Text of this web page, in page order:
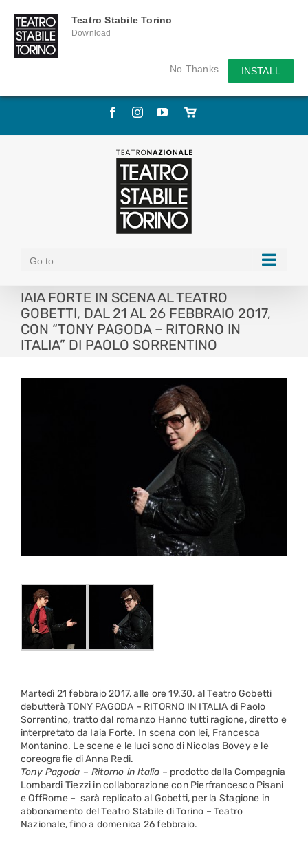
Teatro Stabile Torino
Download
No Thanks INSTALL
Skip
FacebookInstagramYouTube
Store
Go to...
IAIA FORTE IN SCENA AL TEATRO
GOBETTI, DAL 21 AL 26 FEBBRAIO 2017,
CON “TONY PAGODA – RITORNO IN
ITALIA” DI PAOLO SORRENTINO
Martedì 21 febbraio 2017, alle ore 19.30, al Teatro Gobetti
debutterà TONY PAGODA – RITORNO IN ITALIA di Paolo
Sorrentino, tratto dal romanzo Hanno tutti ragione, diretto e
interpretato da Iaia Forte. In scena con lei, Francesca
Montanino. Le scene e le luci sono di Nicolas Bovey e le
coreografie di Anna Redi.
Tony Pagoda – Ritorno in Italia – prodotto dalla Compagnia
Lombardi Tiezzi in collaborazione con Pierfrancesco Pisani
e OffRome – sarà replicato al Gobetti, per la Stagione in
abbonamento del Teatro Stabile di Torino – Teatro
Nazionale, fino a domenica 26 febbraio.